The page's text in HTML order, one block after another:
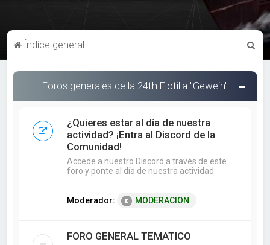
Índice general
s
Foros generales de la 24th Flotilla "Geweih"
¿Quieres estar al día de nuestra
actividad? ¡Entra al Discord de la
Comunidad!
Accede a nuestro Discord a través de este
foro y ponte al día de nuestra actividad
Moderador: MODERACION
FORO GENERAL TEMATICO